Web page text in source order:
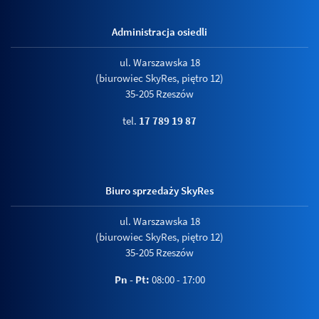
Administracja osiedli
ul. Warszawska 18
(biurowiec SkyRes, piętro 12)
35-205 Rzeszów
tel. 17 789 19 87
Biuro sprzedaży SkyRes
ul. Warszawska 18
(biurowiec SkyRes, piętro 12)
35-205 Rzeszów
Pn - Pt: 08:00 - 17:00